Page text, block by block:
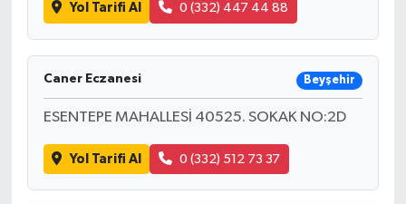
Yol Tarifi Al 0 (332) 447 44 88
Caner Eczanesi Beyşehir
ESENTEPE MAHALLESİ 40525. SOKAK NO:2D
Yol Tarifi Al 0 (332) 512 73 37